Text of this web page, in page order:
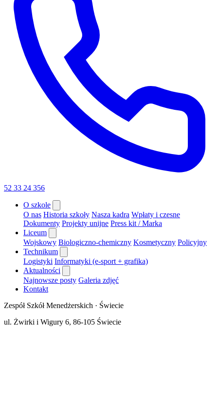
52 33 24 356
O szkole
O nas Historia szkoły Nasza kadra Wpłaty i czesne
Dokumenty Projekty unijne Press kit / Marka
Liceum
Wojskowy Biologiczno-chemiczny Kosmetyczny Policyjny
Technikum
Logistyki Informatyki (e-sport + grafika)
Aktualności
Najnowsze posty Galeria zdjęć
Kontakt
Zespół Szkół Menedżerskich · Świecie
ul. Żwirki i Wigury 6, 86-105 Świecie